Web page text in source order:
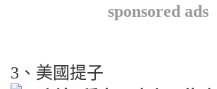
sponsored ads
3、美國提子